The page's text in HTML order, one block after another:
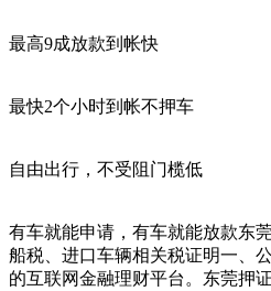
最高9成放款到帐快
最快2个小时到帐不押车
自由出行，不受阻门榄低
有车就能申请，有车就能放款东
船税、进口车辆相关税证明一、
的互联网金融理财平台。东莞押